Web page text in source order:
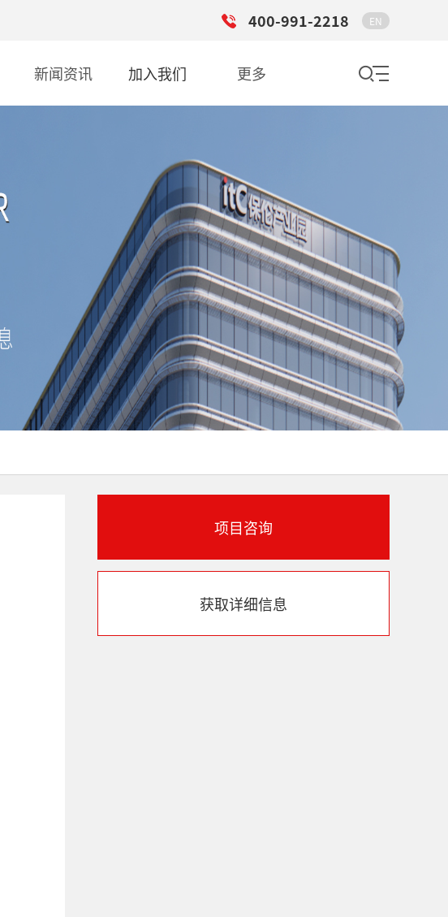
400-991-2218 EN
新闻资讯 加入我们 更多
项目咨询
获取详细信息